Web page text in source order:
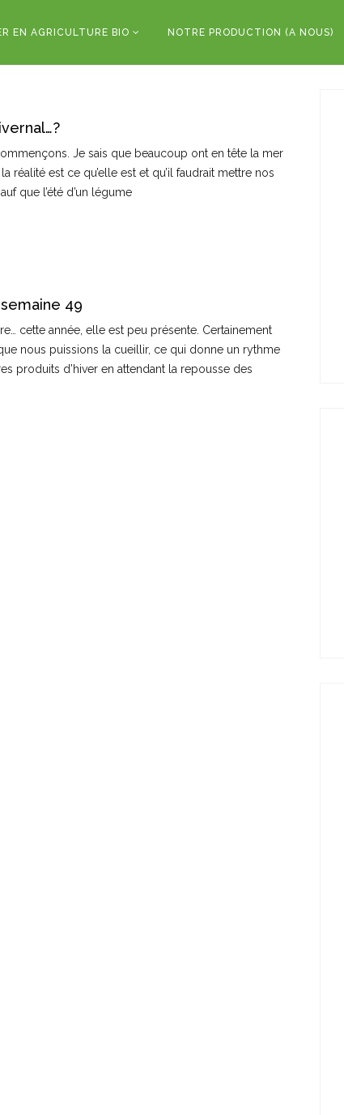
EN AGRICULTURE BIO NOTRE PRODUCTION (A NOUS)
Je sais que beaucoup ont en tête la mer
réalité est ce qu’elle est et qu’il faudrait mettre nos
que l’été d’un légume
49
cette année, elle est peu présente. Certainement
nous puissions la cueillir, ce qui donne un rythme
produits d’hiver en attendant la repousse des